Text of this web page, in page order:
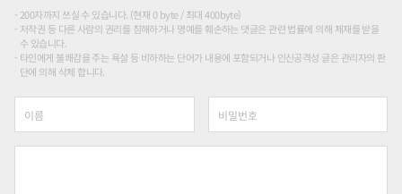
200자까지 쓰실 수 있습니다. (현재 0 byte / 최대 400byte)
저작권 등 다른 사람의 권리를 침해하거나 명예를 훼손하는 댓글은 관련 법률에 의해 제재를 받을
수 있습니다.
타인에게 불쾌감을 주는 욕설 등 비하하는 단어가 내용에 포함되거나 인신공격성 글은 관리자의 판
단에 의해 삭제 합니다.